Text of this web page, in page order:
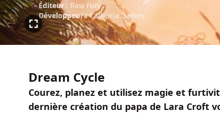
Éditeur : Raw Fury
Développeur : Cathuria Games
Dream Cycle
Courez, planez et utilisez magie et
dernière création du papa de Lara Croft